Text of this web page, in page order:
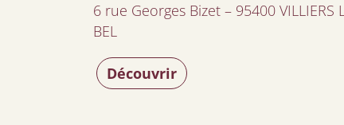
6 rue Georges Bizet – 95400 VILLIERS
BEL
Découvrir